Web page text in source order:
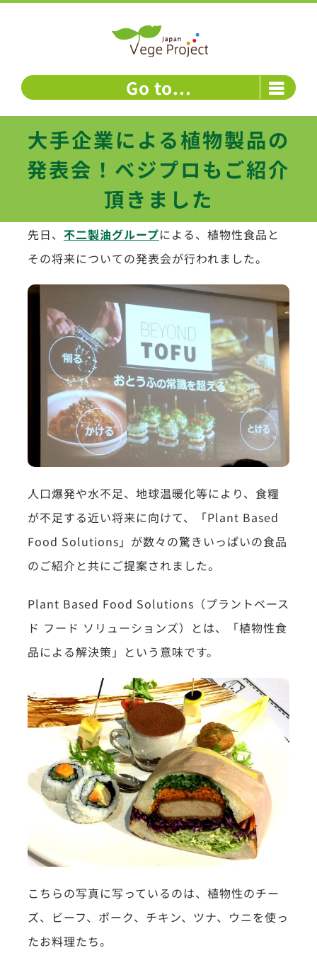
Go to...
大手企業による植物製品の
発表会！ベジプロもご紹介
頂きました
先日、 不二製油グループによる、植物性食品と
その将来についての発表会が行われました。
人口爆発や水不足、地球温暖化等により、食糧
が不足する近い将来に向けて、「Plant Based
Food Solutions」が数々の驚きいっぱいの食品
のご紹介と共にご提案されました。
Plant Based Food Solutions（プラントベース
ド フード ソリューションズ）とは、「植物性食
品による解決策」という意味です。
こちらの写真に写っているのは、植物性のチー
ズ、ビーフ、ポーク、チキン、ツナ、ウニを使っ
たお料理たち。